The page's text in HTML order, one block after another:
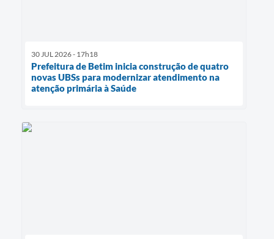
30 JUL 2026 - 17h18
Prefeitura de Betim inicia construção de quatro
novas UBSs para modernizar atendimento na
atenção primária à Saúde